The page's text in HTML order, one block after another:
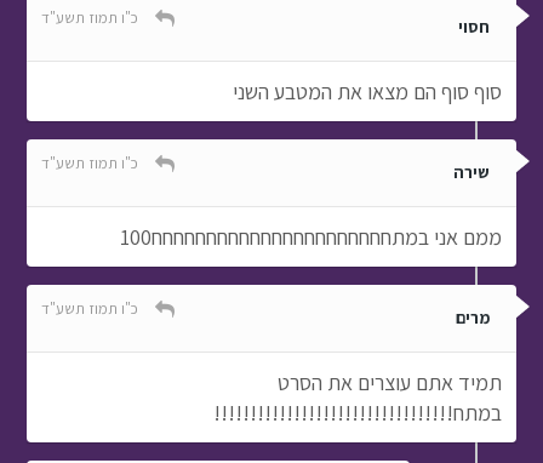
חסוי כ"ו תמוז תשע"ד
סוף סוף הם מצאו את המטבע השני
שירה כ"ו תמוז תשע"ד
ממם אני במתחחחחחחחחחחחחחחחחחחחחחח100
מרים כ"ו תמוז תשע"ד
תמיד אתם עוצרים את הסרט
במתח!!!!!!!!!!!!!!!!!!!!!!!!!!!!!!!!!